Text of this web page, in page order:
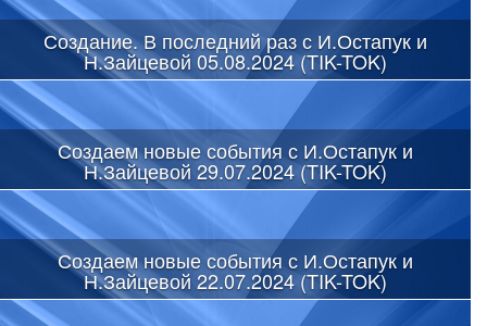
Создание. В последний раз с И.Остапук и
Н.Зайцевой 05.08.2024 (TIK-TOK)
Создаем новые события с И.Остапук и
Н.Зайцевой 29.07.2024 (TIK-TOK)
Создаем новые события с И.Остапук и
Н.Зайцевой 22.07.2024 (TIK-TOK)